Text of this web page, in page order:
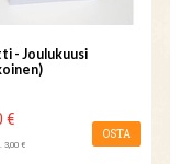
- Joulukuusi
€
€
OSTA